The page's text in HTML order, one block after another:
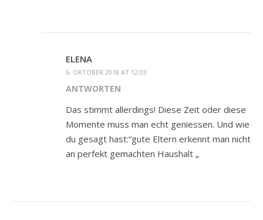
ELENA
6. OKTOBER 2018 AT 12:03
ANTWORTEN
Das stimmt allerdings! Diese Zeit oder diese
Momente muss man echt geniessen. Und wie
du gesagt hast:“gute Eltern erkennt man nicht
an perfekt gemachten Haushalt „